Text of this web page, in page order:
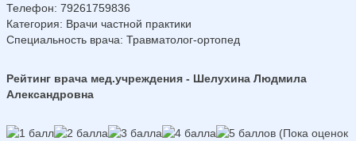
Телефон: 79261759836
Категория: Врачи частной практики
Специальность врача: Травматолог-ортопед
Рейтинг врача мед.учреждения - Шелухина Людмила
Александровна
(Пока оценок